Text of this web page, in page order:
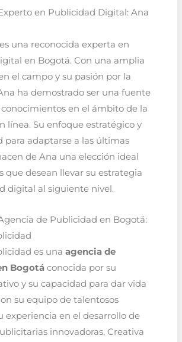
en Publicidad Digital: Ana
una reconocida experta en
en Bogotá. Con una amplia
el campo y su pasión por la
ha demostrado ser una fuente
en el ámbito de la
línea. Su enfoque estratégico y
para adaptarse a las últimas
de Ana una elección ideal
que desean llevar su estrategia
digital al siguiente nivel.
de Publicidad en Bogotá:
es una agencia de
Bogotáconocida por su
y su capacidad para dar vida
su equipo de talentosos
experiencia en el desarrollo de
innovadoras, Creativa